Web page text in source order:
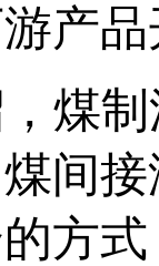
产
煤制
间
方